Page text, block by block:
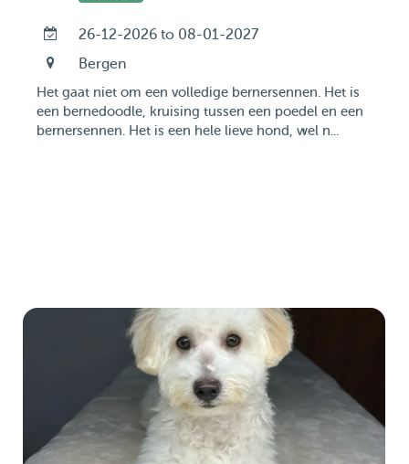
26-12-2026 to 08-01-2027
Bergen
Het gaat niet om een volledige bernersennen. Het is
een bernedoodle, kruising tussen een poedel en een
bernersennen. Het is een hele lieve hond, wel n...